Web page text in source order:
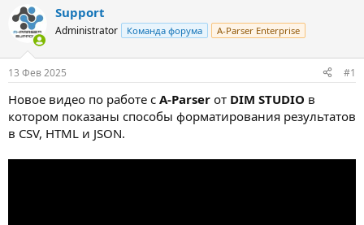
т
о
р
т
е
м
ы
т
а
н
а
л
Support
Administrator Команда форума A-Parser Enterprise
13 Фев 2025 #1
Новое видео по работе с A-Parser от DIM STUDIO в
котором показаны способы форматирования результатов
в CSV, HTML и JSON.